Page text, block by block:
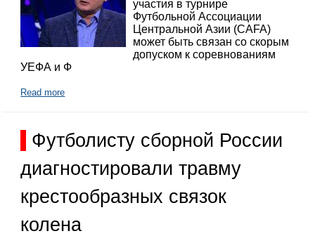
участия в турнире
Футбольной Ассоциации
Центральной Азии (CAFA)
может быть связан со скорым
допуском к соревнованиям
УЕФА и Ф
Read more
Футболисту сборной России
диагностировали травму
крестообразных связок
колена